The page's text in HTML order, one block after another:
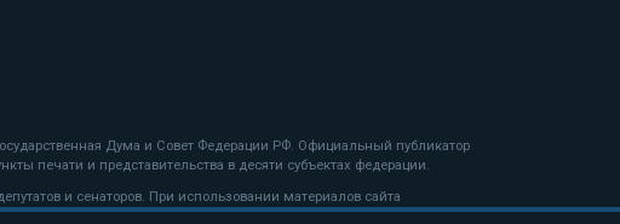
Дума и Совет Федерации РФ. Официальный публикатор
печати и представительства в десяти субъектах федерации.
и сенаторов. При использовании материалов сайта